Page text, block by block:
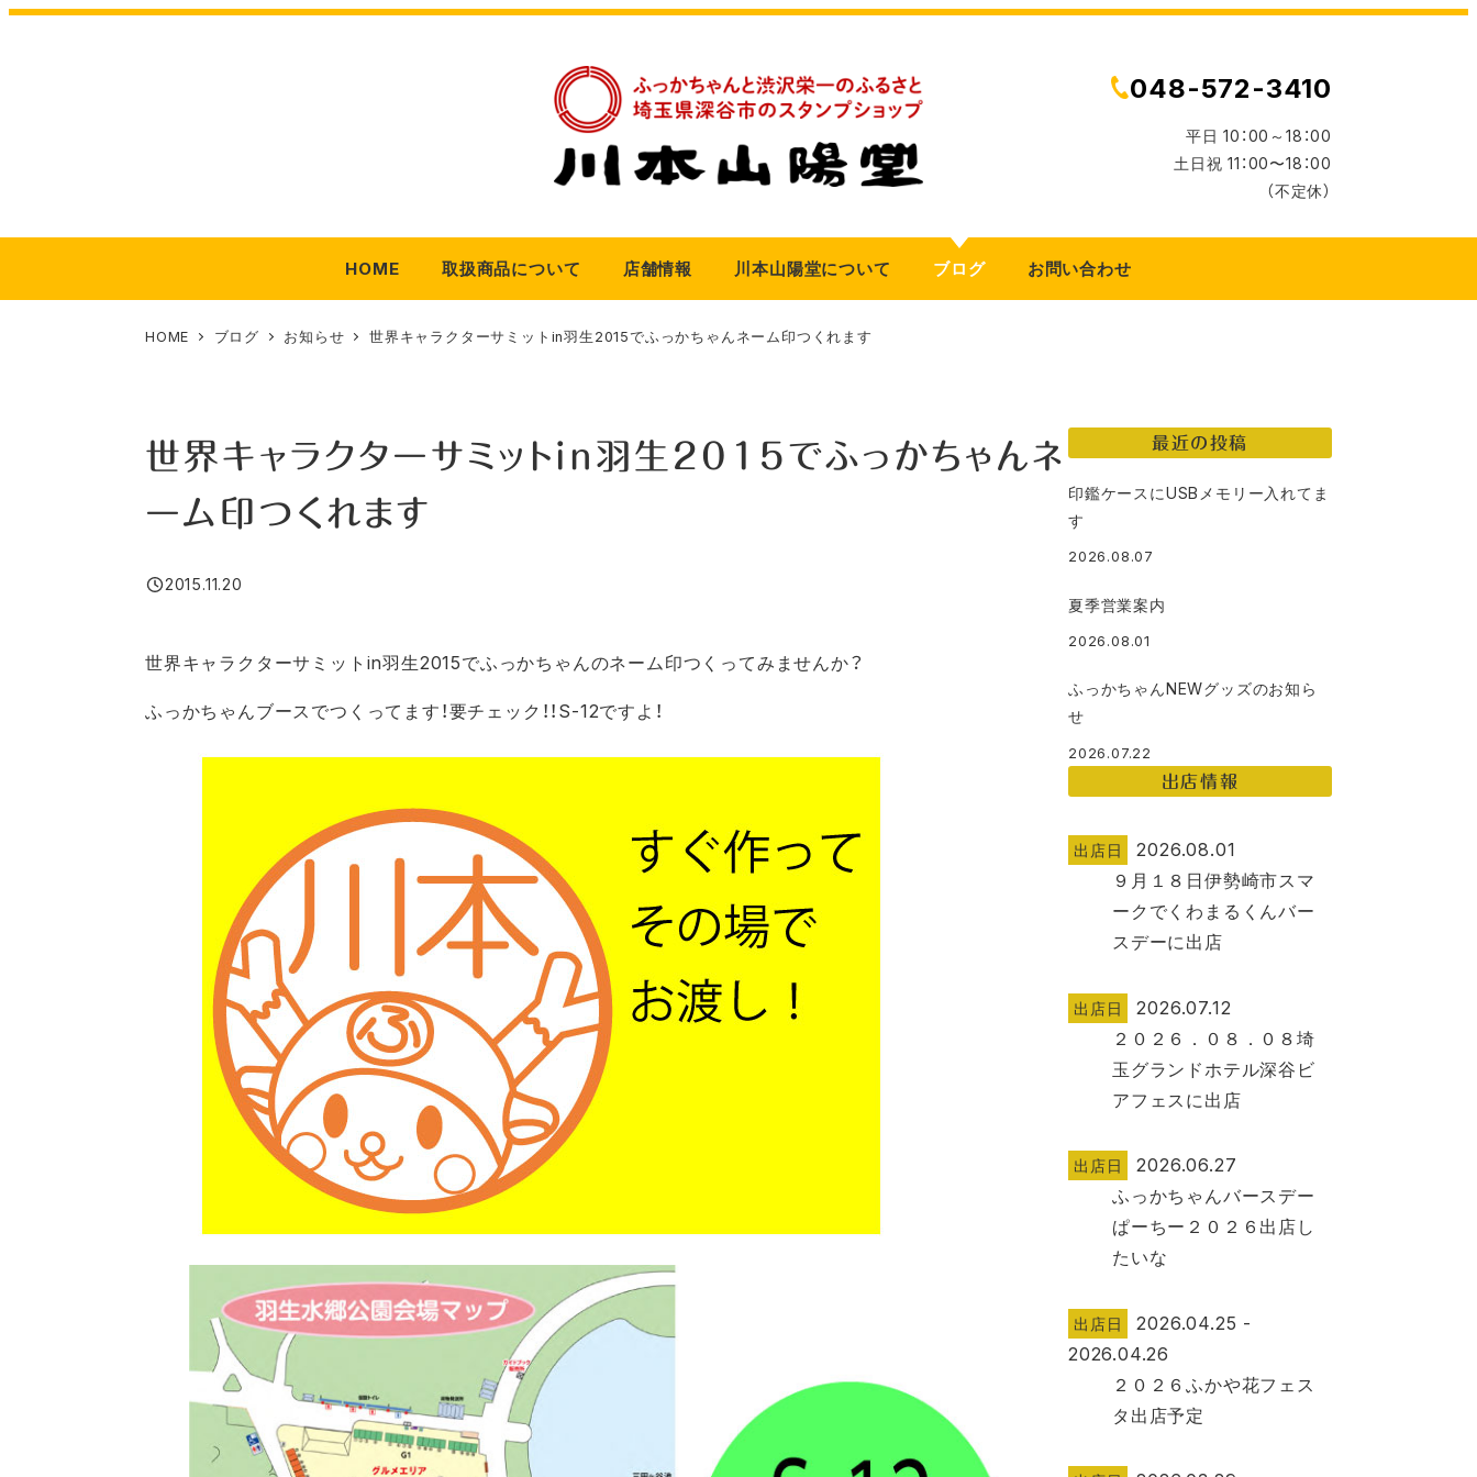
ツ
移
048-572-3410
平日 10：00～18：00
土日祝 11：00〜18：00
（不定休）
HOME 取扱商品について 店舗情報 川本山陽堂について ブログ お問い合わせ
HOME ブログ お知らせ 世界キャラクターサミットin羽生2015でふっかちゃんネーム印つくれます
世界キャラクターサミットin羽生2015でふっかちゃんネ
ーム印つくれます
投稿日
2015.11.20
世界キャラクターサミットin羽生2015でふっかちゃんのネーム印つくってみませんか？
ふっかちゃんブースでつくってます！要チェック！！S-12ですよ！
最近の投稿
印鑑ケースにUSBメモリー入れてま
す
2026.08.07
夏季営業案内
2026.08.01
ふっかちゃんNEWグッズのお知ら
せ
2026.07.22
出店情報
出店日
2026.08.01
９月１８日伊勢崎市スマ
ークでくわまるくんバー
スデーに出店
出店日
2026.07.12
２０２６．０８．０８埼
玉グランドホテル深谷ビ
アフェスに出店
出店日
2026.06.27
ふっかちゃんバースデー
ぱーちー２０２６出店し
たいな
出店日
2026.04.25 -
2026.04.26
２０２６ふかや花フェス
タ出店予定